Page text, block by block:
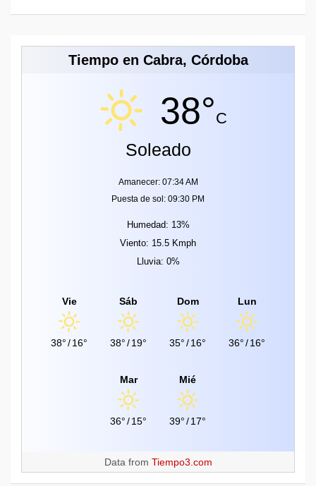
Tiempo en Cabra, Córdoba
38°C
Soleado
Amanecer: 07:34 AM
Puesta de sol: 09:30 PM
Humedad: 13%
Viento: 15.5 Kmph
Lluvia: 0%
Vie
38°/16°
Sáb
38°/19°
Dom
35°/16°
Lun
36°/16°
Mar
36°/15°
Mié
39°/17°
Data from Tiempo3.com